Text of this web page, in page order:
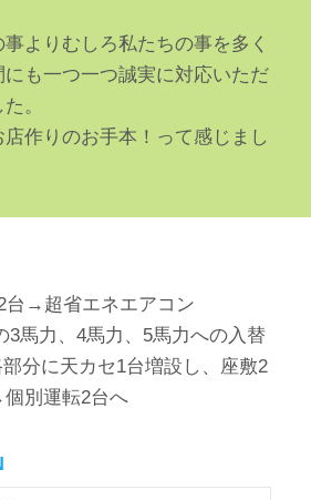
よりむしろ私たちの事を多く
も一つ一つ誠実に対応いただ
。
作りのお手本！って感じまし
台→超省エネエアコン
3馬力、4馬力、5馬力への入替
分に天カセ1台増設し、座敷2
別運転2台へ